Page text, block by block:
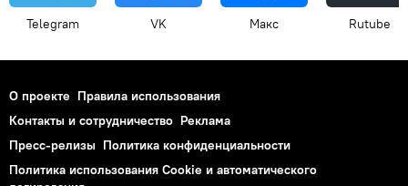
Telegram VK Макс Rutube
О проекте Правила использования
Контакты и сотрудничество Реклама
Пресс-релизы Политика конфиденциальности
Политика использования Cookie и автоматического